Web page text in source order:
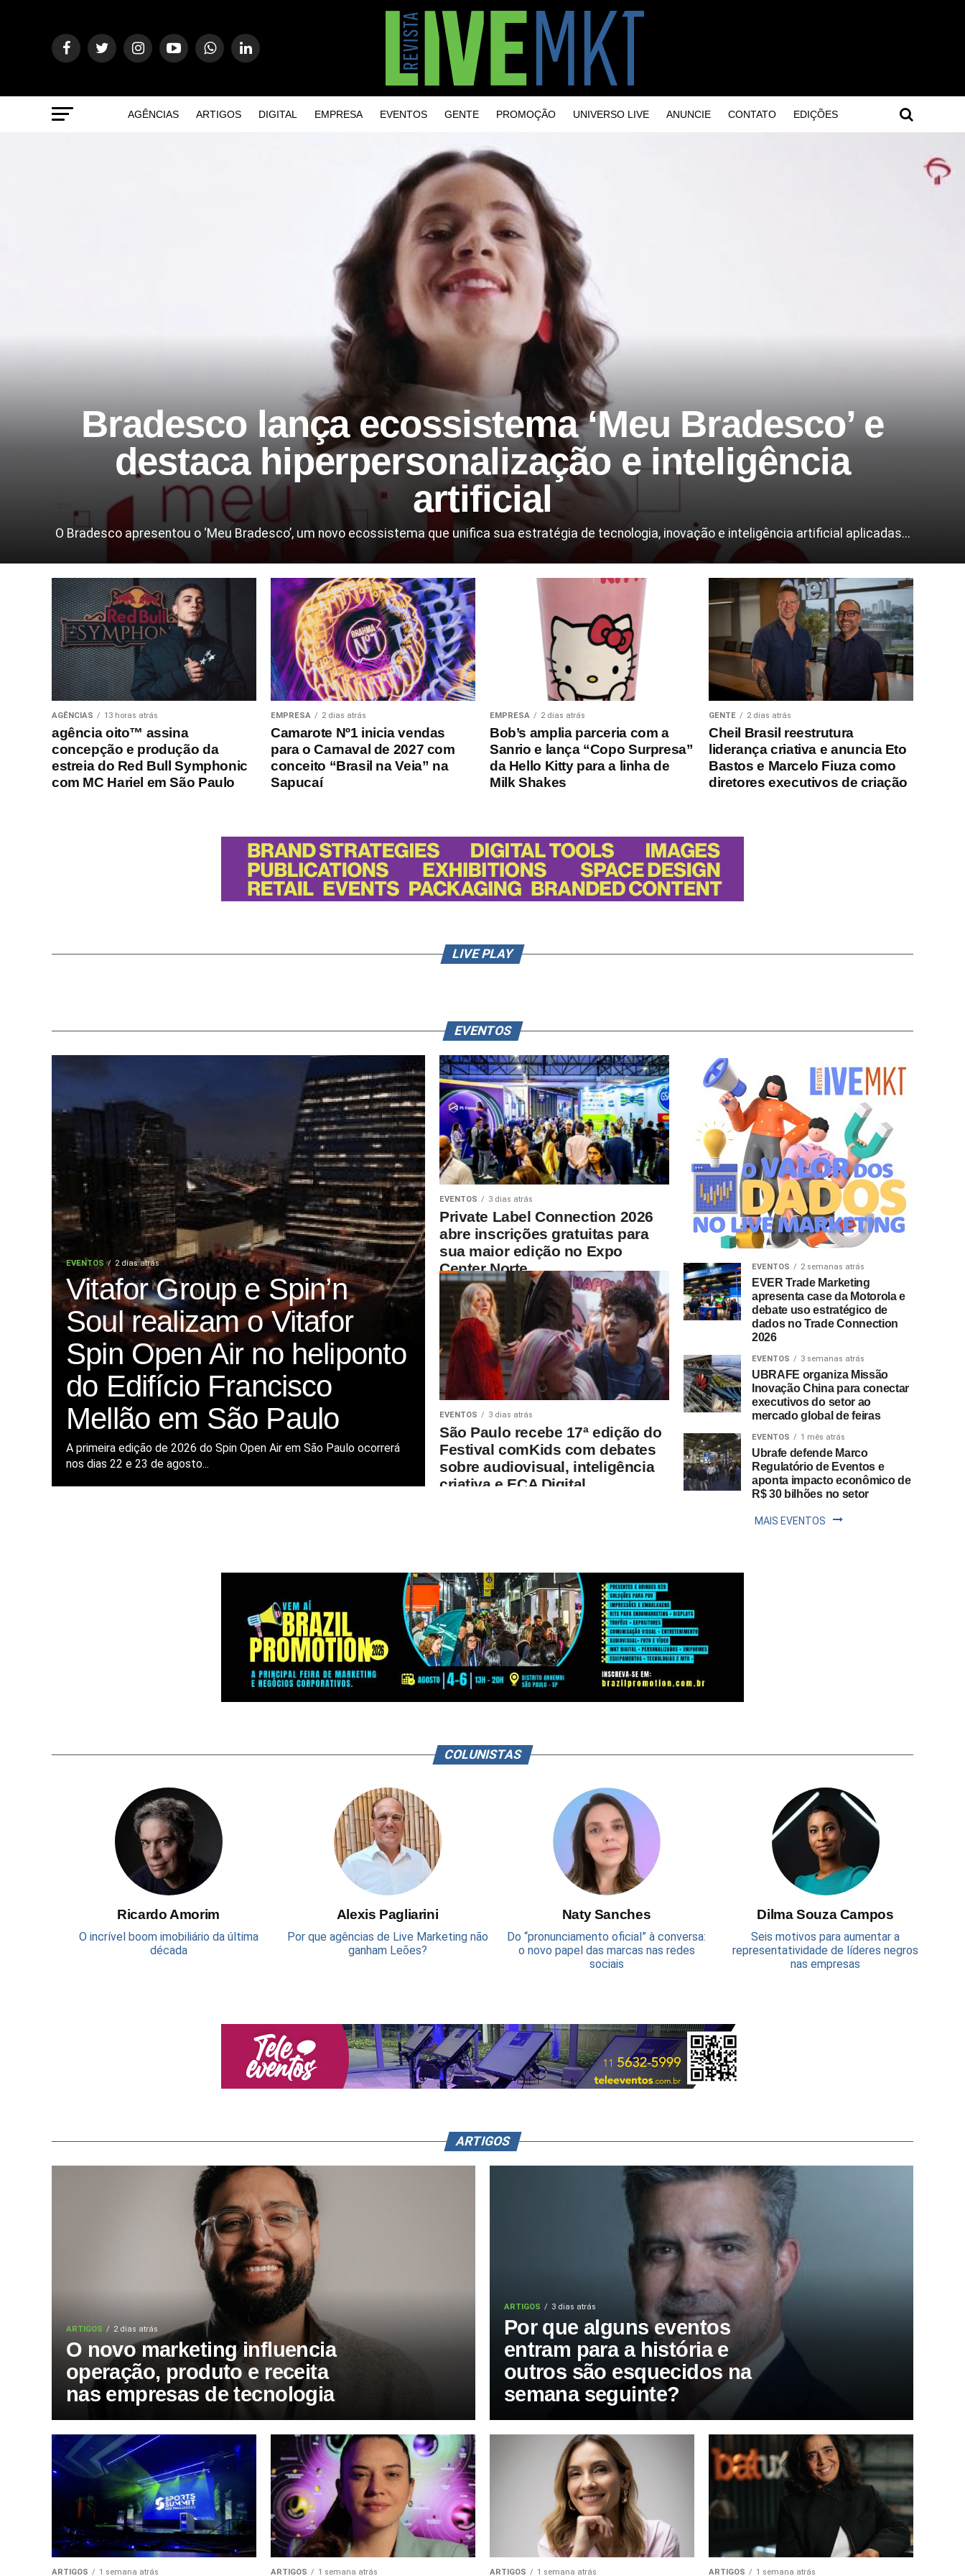
AGÊNCIAS ARTIGOS DIGITAL EMPRESA EVENTOS GENTE PROMOÇÃO UNIVERSO LIVE ANUNCIE CONTATO EDIÇÕES
Bradesco lança ecossistema ‘Meu Bradesco’ e
destaca hiperpersonalização e inteligência
artificial
O Bradesco apresentou o ‘Meu Bradesco’, um novo ecossistema que unifica sua estratégia de tecnologia, inovação e inteligência artificial aplicadas...
AGÊNCIAS 13 horas atrás
agência oito™ assina
concepção e produção da
estreia do Red Bull Symphonic
com MC Hariel em São Paulo
EMPRESA 2 dias atrás
Camarote Nº1 inicia vendas
para o Carnaval de 2027 com
conceito “Brasil na Veia” na
Sapucaí
EMPRESA 2 dias atrás
Bob’s amplia parceria com a
Sanrio e lança “Copo Surpresa”
da Hello Kitty para a linha de
Milk Shakes
GENTE 2 dias atrás
Cheil Brasil reestrutura
liderança criativa e anuncia Eto
Bastos e Marcelo Fiuza como
diretores executivos de criação
LIVE PLAY
EVENTOS
EVENTOS 2 dias atrás
Vitafor Group e Spin’n
Soul realizam o Vitafor
Spin Open Air no heliponto
do Edifício Francisco
Mellão em São Paulo
A primeira edição de 2026 do Spin Open Air em São Paulo ocorrerá
nos dias 22 e 23 de agosto...
EVENTOS 3 dias atrás
Private Label Connection 2026
abre inscrições gratuitas para
sua maior edição no Expo
Center Norte
EVENTOS 3 dias atrás
São Paulo recebe 17ª edição do
Festival comKids com debates
sobre audiovisual, inteligência
criativa e ECA Digital
EVENTOS 2 semanas atrás
EVER Trade Marketing
apresenta case da Motorola e
debate uso estratégico de
dados no Trade Connection
2026
EVENTOS 3 semanas atrás
UBRAFE organiza Missão
Inovação China para conectar
executivos do setor ao
mercado global de feiras
EVENTOS 1 mês atrás
Ubrafe defende Marco
Regulatório de Eventos e
aponta impacto econômico de
R$ 30 bilhões no setor
MAIS EVENTOS
COLUNISTAS
Ricardo Amorim
O incrível boom imobiliário da última
década
Alexis Pagliarini
Por que agências de Live Marketing não
ganham Leões?
Naty Sanches
Do “pronunciamento oficial” à conversa:
o novo papel das marcas nas redes
sociais
Dilma Souza Campos
Seis motivos para aumentar a
representatividade de líderes negros
nas empresas
ARTIGOS
ARTIGOS 2 dias atrás
O novo marketing influencia
operação, produto e receita
nas empresas de tecnologia
ARTIGOS 3 dias atrás
Por que alguns eventos
entram para a história e
outros são esquecidos na
semana seguinte?
ARTIGOS 1 semana atrás ARTIGOS 1 semana atrás ARTIGOS 1 semana atrás ARTIGOS 1 semana atrás